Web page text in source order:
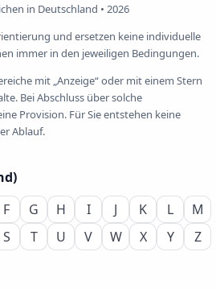
in Deutschland • 2026
und ersetzen keine individuelle
immer in den jeweiligen Bedingungen.
mit „Anzeige“ oder mit einem Stern
Bei Abschluss über solche
Provision. Für Sie entstehen keine
Ablauf.
F G H I J K L
M
S T U V W X Y
Z